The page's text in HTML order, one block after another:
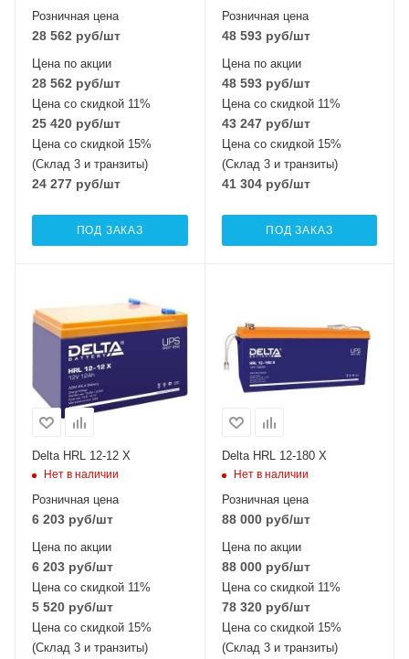
Розничная цена
28 562 руб/шт
Цена по акции
28 562 руб/шт
Цена со скидкой 11%
25 420 руб/шт
Цена со скидкой 15%
(Склад 3 и транзиты)
24 277 руб/шт
ПОД ЗАКАЗ
Розничная цена
48 593руб/шт
Цена по акции
48 593руб/шт
Цена со скидкой 11%
43 247руб/шт
Цена со скидкой 15%
(Склад 3 и транзиты)
41 304руб/шт
ПОД ЗАКАЗ
Delta HRL 12-12 X
Нет в наличии
Розничная цена
6 203 руб/шт
Цена по акции
6 203 руб/шт
Цена со скидкой 11%
5 520 руб/шт
Цена со скидкой 15%
(Склад 3 и транзиты)
Delta HRL 12-180 X
Нет в наличии
Розничная цена
88 000руб/шт
Цена по акции
88 000руб/шт
Цена со скидкой 11%
78 320руб/шт
Цена со скидкой 15%
(Склад 3 и транзиты)